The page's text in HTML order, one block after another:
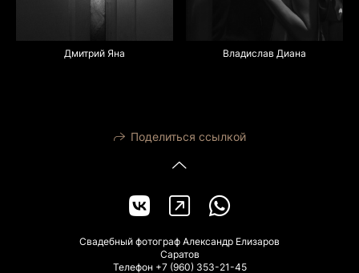
Дмитрий Яна Владислав Диана
Поделиться ссылкой
Свадебный фотограф Александр Елизаров
Саратов
Телефон +7 (960) 353-21-45